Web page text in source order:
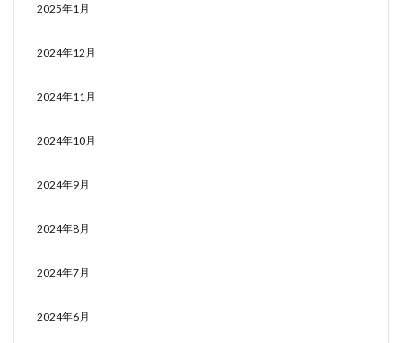
2025年1月
2024年12月
2024年11月
2024年10月
2024年9月
2024年8月
2024年7月
2024年6月